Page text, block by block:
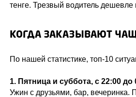
тенге. Трезвый водитель дешевле
КОГДА ЗАКАЗЫВАЮТ
По нашей статистике, топ-10
1. Пятница и суббота, с 22:00 до
Ужин с друзьями, бар, вечеринка.